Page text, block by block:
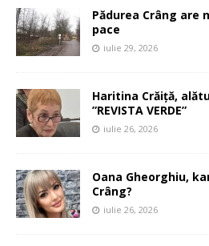
Pădurea Crâng are
pace
iulie 29, 2026
Haritina Crăiță,
”REVISTA VERDE”
iulie 26, 2026
Oana Gheorghiu,
Crâng?
iulie 26, 2026